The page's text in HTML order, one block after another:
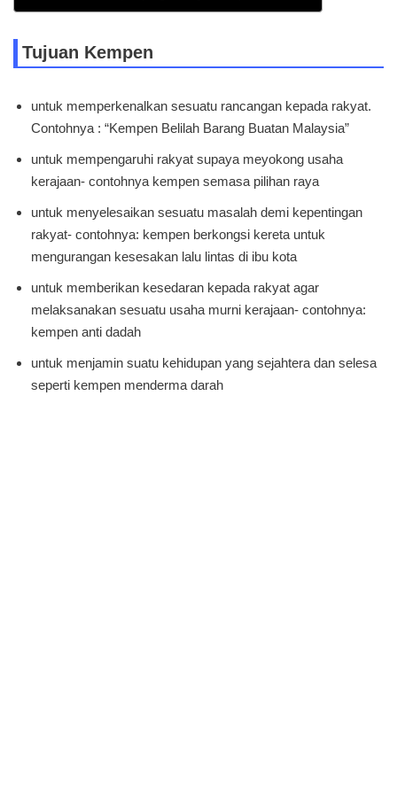
Tujuan Kempen
untuk memperkenalkan sesuatu rancangan kepada rakyat.
Contohnya : “Kempen Belilah Barang Buatan Malaysia”
untuk mempengaruhi rakyat supaya meyokong usaha
kerajaan- contohnya kempen semasa pilihan raya
untuk menyelesaikan sesuatu masalah demi kepentingan
rakyat- contohnya: kempen berkongsi kereta untuk
mengurangan kesesakan lalu lintas di ibu kota
untuk memberikan kesedaran kepada rakyat agar
melaksanakan sesuatu usaha murni kerajaan- contohnya:
kempen anti dadah
untuk menjamin suatu kehidupan yang sejahtera dan selesa
seperti kempen menderma darah